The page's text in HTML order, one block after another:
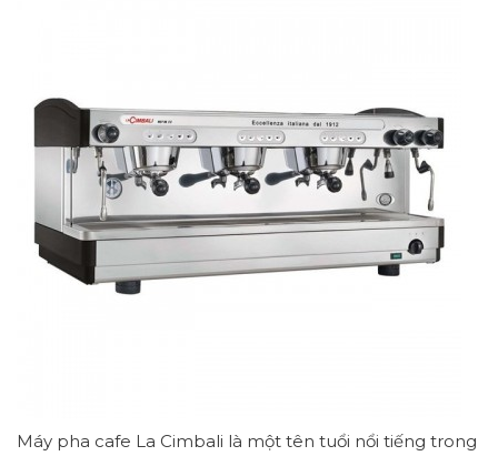
Máy pha cafe La Cimbali là một tên tuổi nổi tiếng trong